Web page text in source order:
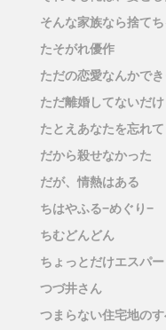
そんな家族なら捨て
たそがれ優作
ただの恋愛なんかで
ただ離婚してないだけ
たとえあなたを忘れて
だから殺せなかった
だが、情熱はある
ちはやふる−めぐり−
ちむどんどん
ちょっとだけエスパー
つづ井さん
つまらない住宅地の